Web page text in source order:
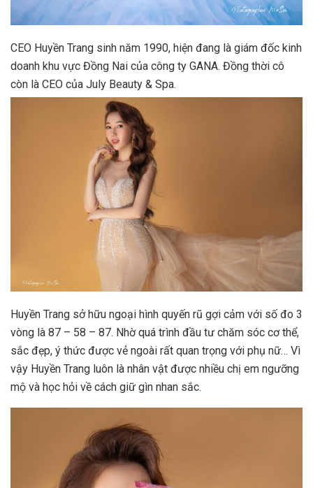
CEO Huyền Trang sinh năm 1990, hiện đang là giám đốc kinh
doanh khu vực Đồng Nai của công ty GANA. Đồng thời cô
còn là CEO của July Beauty & Spa.
Huyền Trang sở hữu ngoại hình quyến rũ gợi cảm với số đo 3
vòng là 87 – 58 – 87. Nhờ quá trình đầu tư chăm sóc cơ thể,
sắc đẹp, ý thức được vẻ ngoài rất quan trọng với phụ nữ… Vì
vậy Huyền Trang luôn là nhân vật được nhiều chị em ngưỡng
mộ và học hỏi về cách giữ gìn nhan sắc.